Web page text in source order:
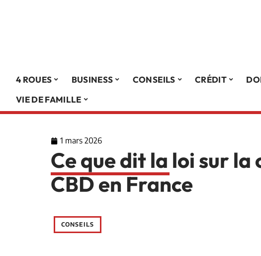
4 ROUES BUSINESS CONSEILS CRÉDIT
VIE DE FAMILLE
1 mars 2026
Ce que dit la loi sur la
CBD en France
CONSEILS